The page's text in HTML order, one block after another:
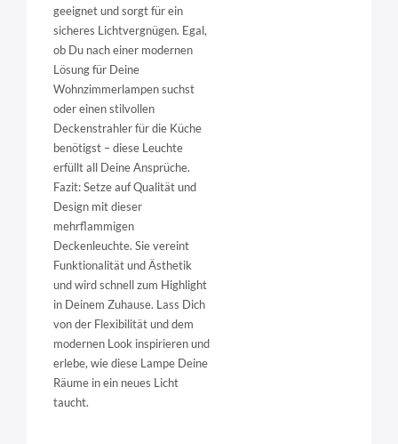
geeignet und sorgt für ein
sicheres Lichtvergnügen. Egal,
ob Du nach einer modernen
Lösung für Deine
Wohnzimmerlampen suchst
oder einen stilvollen
Deckenstrahler für die Küche
benötigst – diese Leuchte
erfüllt all Deine Ansprüche.
Fazit: Setze auf Qualität und
Design mit dieser
mehrflammigen
Deckenleuchte. Sie vereint
Funktionalität und Ästhetik
und wird schnell zum Highlight
in Deinem Zuhause. Lass Dich
von der Flexibilität und dem
modernen Look inspirieren und
erlebe, wie diese Lampe Deine
Räume in ein neues Licht
taucht.